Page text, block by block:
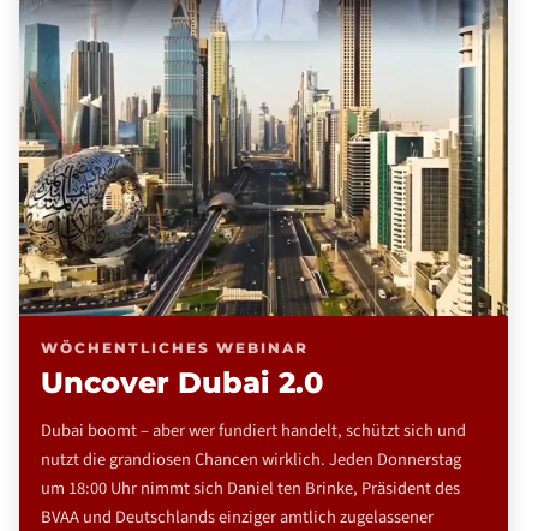
WÖCHENTLICHES WEBINAR
Uncover Dubai 2.0
Dubai boomt – aber wer fundiert handelt, schützt sich und
nutzt die grandiosen Chancen wirklich. Jeden Donnerstag
um 18:00 Uhr nimmt sich Daniel ten Brinke, Präsident des
BVAA und Deutschlands einziger amtlich zugelassener